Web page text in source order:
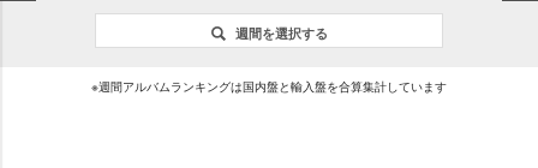
週間を選択する
※週間アルバムランキングは国内盤と輸入盤を合算集計しています